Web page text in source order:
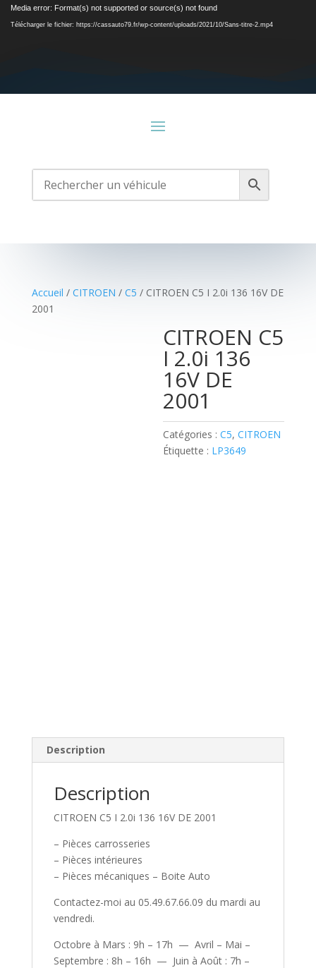
Lecteur
vidéo
Media error: Format(s) not supported or source(s) not found
Télécharger le fichier: https://cassauto79.fr/wp-content/uploads/2021/10/Sans-titre-2.mp4
Accueil / CITROEN / C5 / CITROEN C5 I 2.0i 136 16V DE
2001
CITROEN C5
I 2.0i 136
16V DE
2001
Catégories :C5,CITROEN
Étiquette : LP3649
Description
Description
CITROEN C5 I 2.0i 136 16V DE 2001
– Pièces carrosseries
– Pièces intérieures
– Pièces mécaniques – Boite Auto
Contactez-moi au 05.49.67.66.09 du mardi au
vendredi.
Octobre à Mars : 9h – 17h — Avril – Mai –
Septembre : 8h – 16h — Juin à Août : 7h –